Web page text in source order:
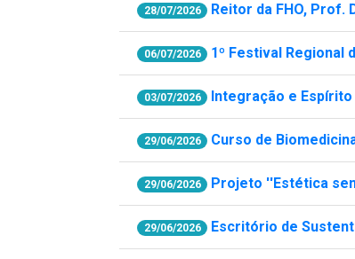
28/07/2026 Reitor da FHO, Prof.
06/07/2026 1º Festival Regional
03/07/2026 Integração e
29/06/2026 Curso de
29/06/2026 Projeto ''Estética
29/06/2026 Escritório de